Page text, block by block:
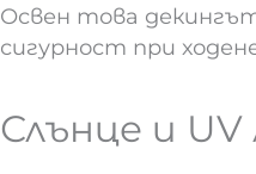
Освен това
сигурност при ходене.
Слънце и